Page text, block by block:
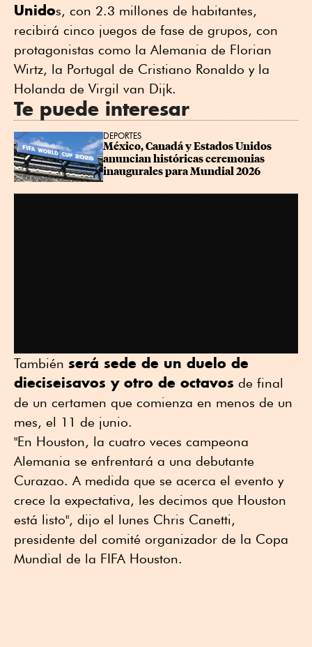
Unidos, con 2.3 millones de habitantes,
recibirá cinco juegos de fase de grupos, con
protagonistas como la Alemania de Florian
Wirtz, la Portugal de Cristiano Ronaldo y la
Holanda de Virgil van Dijk.
Te puede interesar
DEPORTES
México, Canadá y Estados Unidos
anuncian históricas ceremonias
inaugurales para Mundial 2026
También será sede de un duelo de
dieciseisavos y otro de octavos de final
de un certamen que comienza en menos de un
mes, el 11 de junio.
"En Houston, la cuatro veces campeona
Alemania se enfrentará a una debutante
Curazao. A medida que se acerca el evento y
crece la expectativa, les decimos que Houston
está listo", dijo el lunes Chris Canetti,
presidente del comité organizador de la Copa
Mundial de la FIFA Houston.